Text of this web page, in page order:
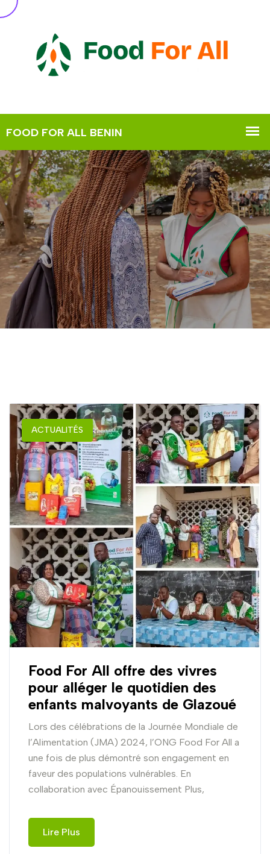
ACTUALITÉS
Food For All offre des vivres
pour alléger le quotidien des
enfants malvoyants de Glazoué
Lors des célébrations de la Journée Mondiale de
l’Alimentation (JMA) 2024, l’ONG Food For All a
une fois de plus démontré son engagement en
faveur des populations vulnérables. En
collaboration avec Épanouissement Plus,
Lire Plus